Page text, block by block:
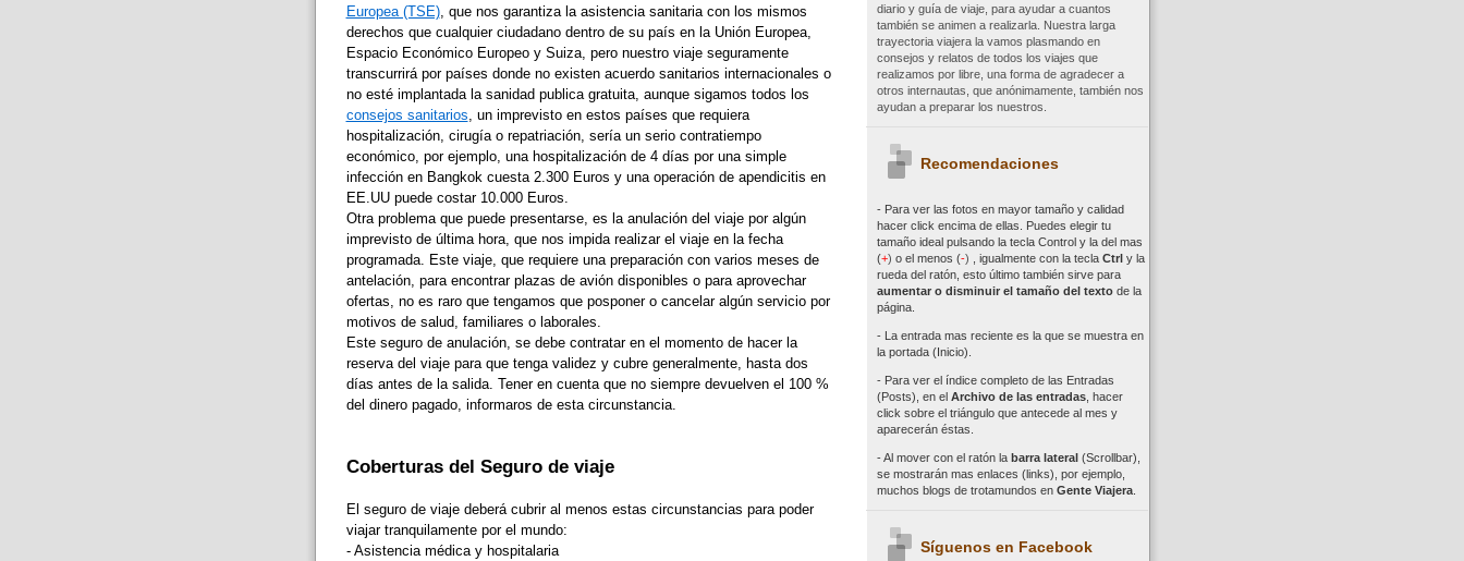
Europea (TSE), que nos garantiza la asistencia sanitaria con los mismos
derechos que cualquier ciudadano dentro de su país en la Unión Europea,
Espacio Económico Europeo y Suiza, pero nuestro viaje seguramente
transcurrirá por países donde no existen acuerdo sanitarios internacionales o
no esté implantada la sanidad publica gratuita, aunque sigamos todos los
consejos sanitarios , un imprevisto en estos países que requiera
hospitalización, cirugía o repatriación, sería un serio contratiempo
económico, por ejemplo, una hospitalización de 4 días por una simple
infección en Bangkok cuesta 2.300 Euros y una operación de apendicitis en
EE.UU puede costar 10.000 Euros.
Otra problema que puede presentarse, es la anulación del viaje por algún
imprevisto de última hora, que nos impida realizar el viaje en la fecha
programada. Este viaje, que requiere una preparación con varios meses de
antelación, para encontrar plazas de avión disponibles o para aprovechar
ofertas, no es raro que tengamos que posponer o cancelar algún servicio por
motivos de salud, familiares o laborales.
Este seguro de anulación, se debe contratar en el momento de hacer la
reserva del viaje para que tenga validez y cubre generalmente, hasta dos
días antes de la salida. Tener en cuenta que no siempre devuelven el 100 %
del dinero pagado, informaros de esta circunstancia.
Coberturas del Seguro de viaje
El seguro de viaje deberá cubrir al menos estas circunstancias para poder
viajar tranquilamente por el mundo:
- Asistencia médica y hospitalaria
diario y guía de viaje, para ayudar a cuantos
también se animen a realizarla. Nuestra larga
trayectoria viajera la vamos plasmando en
consejos y relatos de todos los viajes que
realizamos por libre, una forma de agradecer a
otros internautas, que anónimamente, también nos
ayudan a preparar los nuestros.
Recomendaciones
- Para ver las fotos en mayor tamaño y calidad
hacer click encima de ellas. Puedes elegir tu
tamaño ideal pulsando la tecla Controly la del mas
(+) o el menos (-) igualmente con la tecla Ctrl y la
rueda del ratón, esto último también sirve para
aumentar o disminuir el tamaño del textode la
página.
- La entrada mas reciente es la que se muestra en
la portada (Inicio).
- Para ver el índice completo de las Entradas
(Posts), en el Archivo de las entradas, hacer
click sobre el triángulo que antecede al mes y
aparecerán éstas.
- Al mover con el ratón la barra lateral(Scrollbar),
se mostrarán mas enlaces (links), por ejemplo,
muchos blogs de trotamundos en Gente Viajera.
Síguenos en Facebook